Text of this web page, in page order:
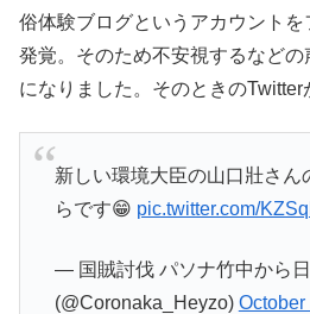
俗体験ブログというアカウント
発覚。そのため不安視するなど
になりました。そのときのTwitter
新しい環境大臣の山口壯さん
らです😁 pic.twitter.com/
— 国賊討伐 パソナ竹中から
(@Coronaka_Heyzo) October